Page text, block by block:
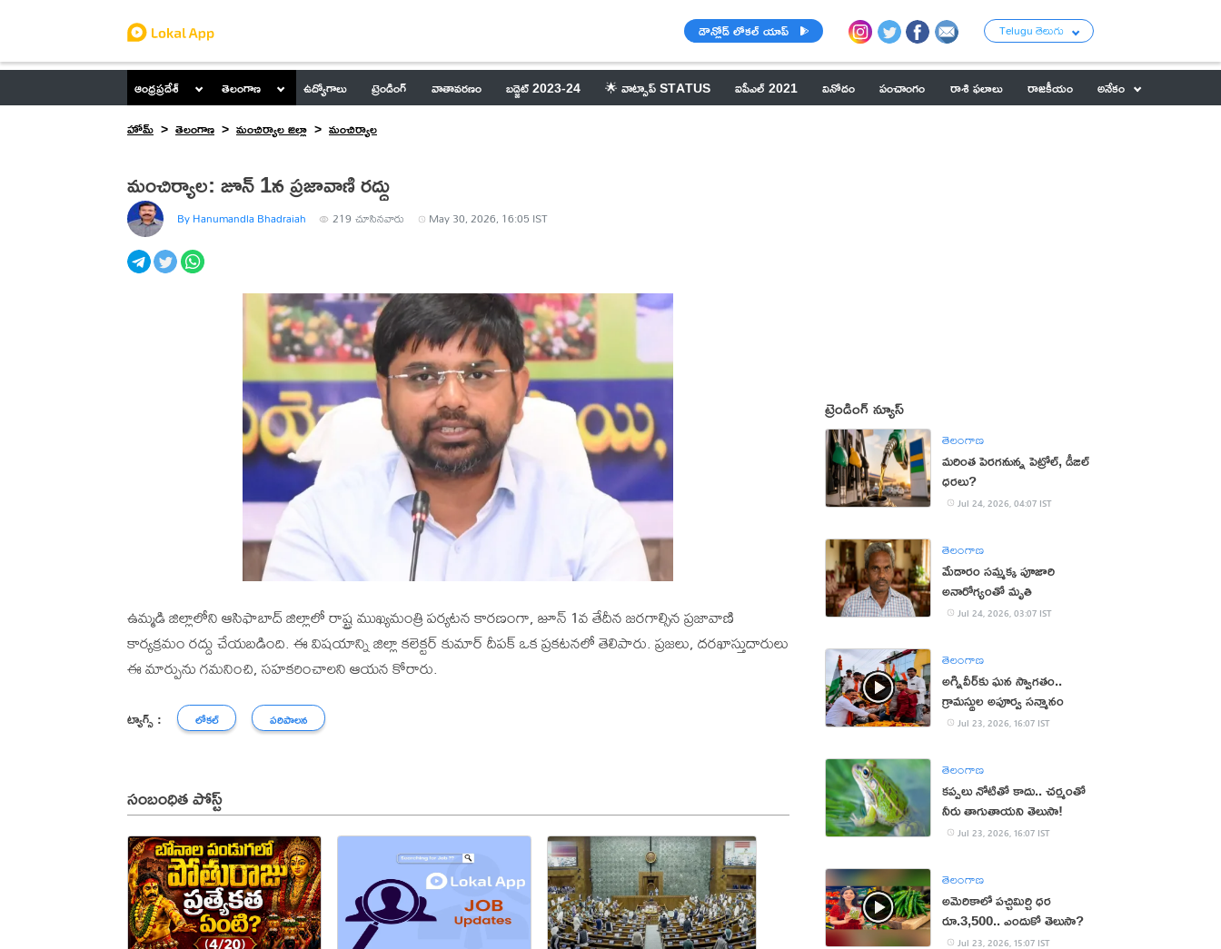
డౌన్లోడ్ లోకల్ యాప్ Telugu తెలుగు
ఆంధ్రప్రదేశ్ తెలంగాణ ఉద్యోగాలు ట్రెండింగ్ వాతావరణం బడ్జెట్ 2023-24 🌟 వాట్సాప్ STATUS ఐపీఎల్ 2021 వినోదం పంచాంగం రాశి ఫలాలు రాజకీయం
అనేకం
హోమ్
తెలంగాణ మంచిర్యాల జిల్లా మంచిర్యాల
మంచిర్యాల: జూన్ 1న ప్రజావాణి రద్దు
By Hanumandla Bhadraiah 219 చూసినవారు May 30, 2026, 16:05 IST
ఉమ్మడి జిల్లాలోని ఆసిఫాబాద్ జిల్లాలో రాష్ట్ర ముఖ్యమంత్రి పర్యటన కారణంగా, జూన్ 1వ తేదీన జరగాల్సిన ప్రజావాణి
కార్యక్రమం రద్దు చేయబడింది. ఈ విషయాన్ని జిల్లా కలెక్టర్ కుమార్ దీపక్ ఒక ప్రకటనలో తెలిపారు. ప్రజలు, దరఖాస్తుదారులు
ఈ మార్పును గమనించి, సహకరించాలని ఆయన కోరారు.
ట్యాగ్స్ : లోకల్ పరిపాలన
సంబంధిత పోస్ట్
ట్రెండింగ్ న్యూస్
తెలంగాణ
మరింత పెరగనున్న పెట్రోల్, డీజిల్
ధరలు?
Jul 24, 2026, 04:07 IST
తెలంగాణ
మేడారం సమ్మక్క పూజారి
అనారోగ్యంతో మృతి
Jul 24, 2026, 03:07 IST
తెలంగాణ
అగ్నివీర్‌కు ఘన స్వాగతం..
గ్రామస్థుల అపూర్వ సన్మానం
Jul 23, 2026, 16:07 IST
తెలంగాణ
కప్పలు నోటితో కాదు.. చర్మంతో
నీరు తాగుతాయని తెలుసా!
Jul 23, 2026, 16:07 IST
తెలంగాణ
అమెరికాలో పచ్చిమిర్చి ధర
రూ.3,500.. ఎందుకో తెలుసా?
Jul 23, 2026, 15:07 IST